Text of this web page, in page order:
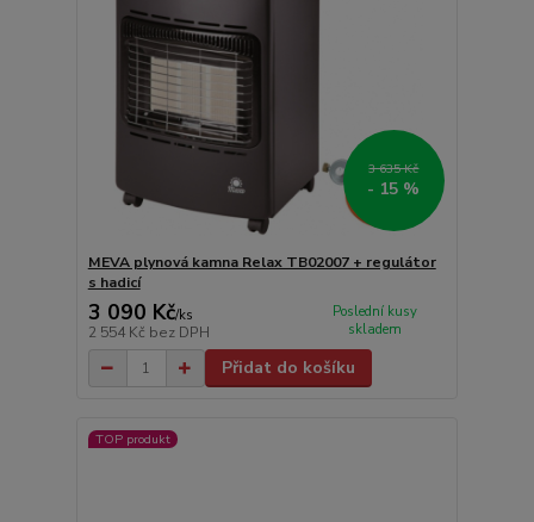
3 635 Kč
- 15 %
MEVA plynová kamna Relax TB02007 + regulátor
s hadicí
3 090 Kč/ks
2 554 Kč bez DPH
Poslední kusy
skladem
Přidat do košíku
TOP produkt